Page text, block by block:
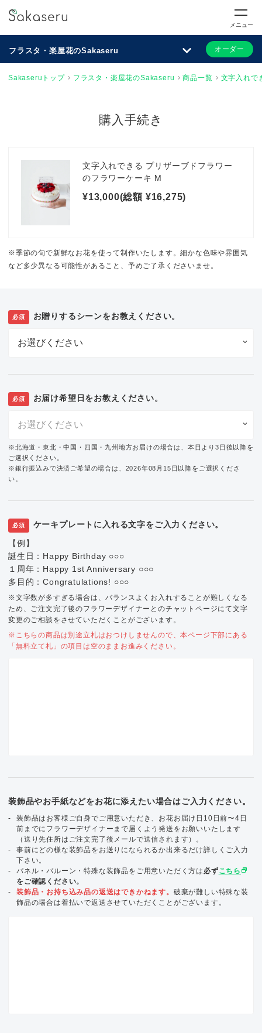
メニュー
フラスタ・楽屋花のSakaseru オーダー
Sakaseruトップ フラスタ・楽屋花のSakaseru 商品一覧 文字入れで
購入手続き
文字入れできる プリザーブドフラワー
のフラワーケーキ M
¥13,000(総額 ¥16,275)
※季節の旬で新鮮なお花を使って制作いたします。細かな色味や雰囲気
など多少異なる可能性があること、予めご了承くださいませ。
必須 お贈りするシーンをお教えください。
必須 お届け希望日をお教えください。
※北海道・東北・中国・四国・九州地方お届けの場合は、本日より3日後以降を
ご選択ください。
※銀行振込みで決済ご希望の場合は、2026年08月15日以降をご選択くださ
い。
必須
ケーキプレートに入れる文字をご入力ください。
【例】
誕生日：Happy Birthday ○○○
１周年：Happy 1st Anniversary ○○○
多目的：Congratulations! ○○○
※文字数が多すぎる場合は、バランスよくお入れすることが難しくなる
ため、ご注文完了後のフラワーデザイナーとのチャットページにて文字
変更のご相談をさせていただくことがございます。
※こちらの商品は別途立札はおつけしませんので、本ページ下部にある
「無料立て札」の項目は空のままお進みください。
装飾品やお手紙などをお花に添えたい場合はご入力ください。
装飾品はお客様ご自身でご用意いただき、お花お届け日10日前〜4日
前までにフラワーデザイナーまで届くよう発送をお願いいたします
（送り先住所はご注文完了後メールで送信されます）。
事前にどの様な装飾品をお送りになられるか出来るだけ詳しくご入力
下さい。
パネル・バルーン・特殊な装飾品をご用意いただく方は 必ずこちら select_window
をご確認ください。
装飾品・お持ち込み品の返送はできかねます。 破棄が難しい特殊な装
飾品の場合は着払いで返送させていただくことがございます。